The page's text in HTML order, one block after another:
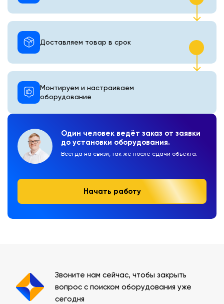
Один человек ведёт заказ от заявки
до установки оборудования.
Всегда на связи, так же после сдачи объекта.
Начать работу
Монтируем и настраиваем
оборудование
Доставляем товар в срок
Звоните нам сейчас, чтобы закрыть
вопрос с поиском оборудования уже
сегодня